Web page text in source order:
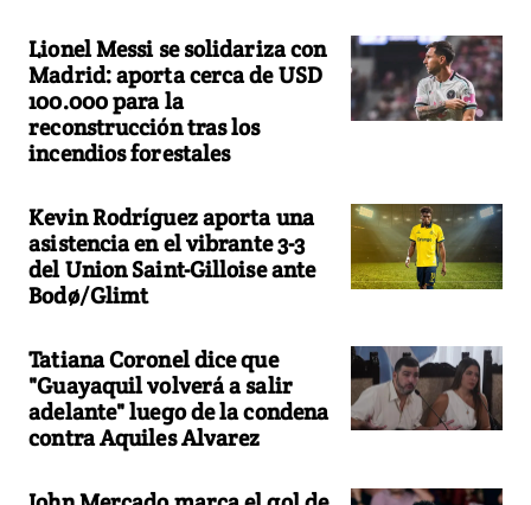
Lionel Messi se solidariza con
Madrid: aporta cerca de USD
100.000 para la
reconstrucción tras los
incendios forestales
Kevin Rodríguez aporta una
asistencia en el vibrante 3-3
del Union Saint-Gilloise ante
Bodø/Glimt
Tatiana Coronel dice que
"Guayaquil volverá a salir
adelante" luego de la condena
contra Aquiles Alvarez